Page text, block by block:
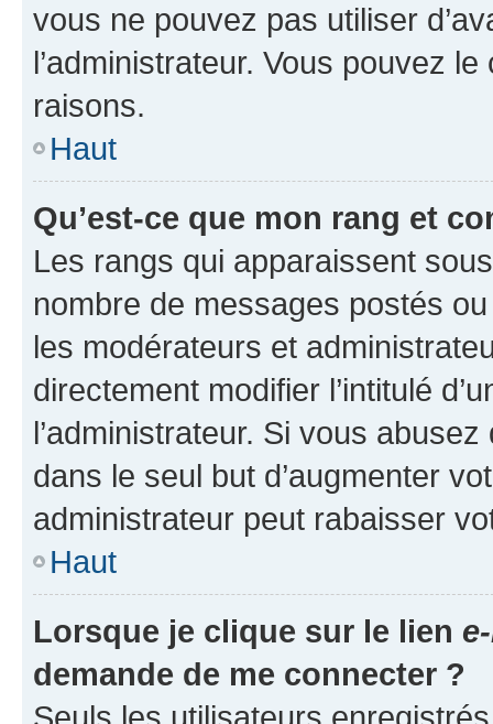
vous ne pouvez pas utiliser
l’administrateur. Vous pouvez
raisons.
Haut
Qu’est-ce que mon rang et
Les rangs qui apparaissent
nombre de messages postés
les modérateurs et
directement modifier l’intitulé
l’administrateur. Si vous
dans le seul but d’augmenter
administrateur peut rabaisser
Haut
Lorsque je clique sur le lien
demande de me connecter ?